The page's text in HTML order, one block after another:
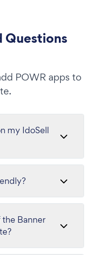
Questions
POWR apps to
my IdoSell
Banner